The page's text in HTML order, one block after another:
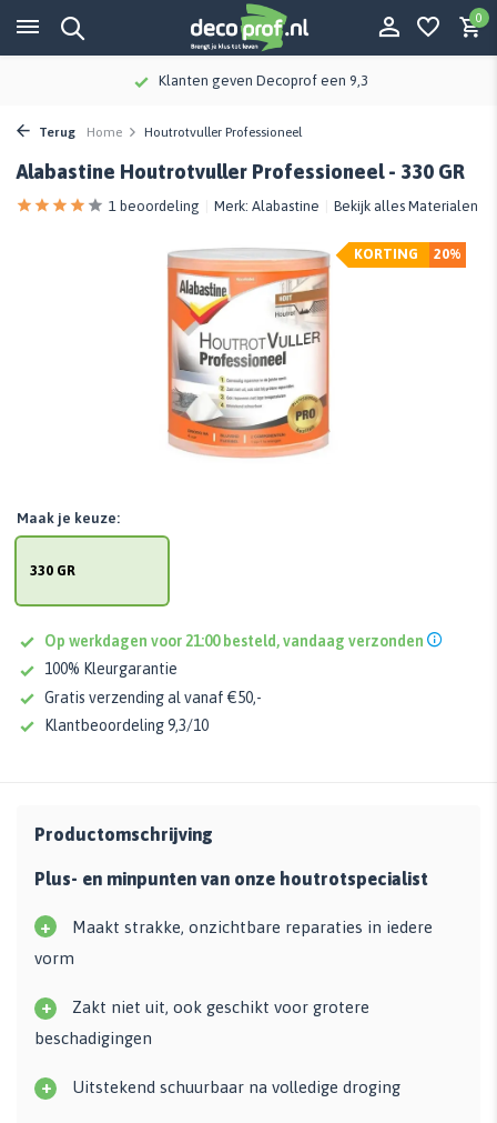
0
Klanten geven Decoprof een 9,3
Terug Home Houtrotvuller Professioneel
Alabastine Houtrotvuller Professioneel - 330 GR
1 beoordeling Merk: Alabastine Bekijk alles Materialen
20%
KORTING
330 GR
Maak je keuze:
Op werkdagen voor 21:00 besteld, vandaag verzonden
100% Kleurgarantie
Gratis verzending al vanaf €50,-
Klantbeoordeling 9,3/10
Productomschrijving
Plus- en minpunten van onze houtrotspecialist
+
Maakt strakke, onzichtbare reparaties in iedere
vorm
+
Zakt niet uit, ook geschikt voor grotere
beschadigingen
+ Uitstekend schuurbaar na volledige droging